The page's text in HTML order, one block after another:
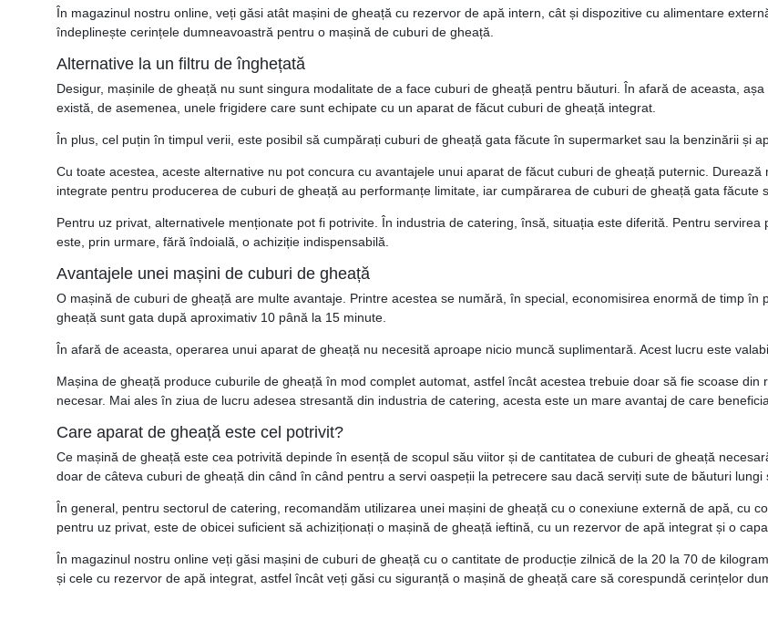
În magazinul nostru online, veți găsi atât mașini de gheață cu rezervor de apă intern, cât și dispozitive cu alimentare
îndeplinește cerințele dumneavoastră pentru o mașină de cuburi de gheață.
Alternative la un filtru de înghețată
Desigur, mașinile de gheață nu sunt singura modalitate de a face cuburi de gheață pentru băuturi. În afară de aceasta,
există, de asemenea, unele frigidere care sunt echipate cu un aparat de făcut cuburi de gheață integrat.
În plus, cel puțin în timpul verii, este posibil să cumpărați cuburi de gheață gata făcute în supermarket sau la benzinării și
Cu toate acestea, aceste alternative nu pot concura cu avantajele unui aparat de făcut cuburi de gheață puternic.
integrate pentru producerea de cuburi de gheață au performanțe limitate, iar cumpărarea de cuburi de gheață gata făcute
Pentru uz privat, alternativele menționate pot fi potrivite. În industria de catering, însă, situația este diferită. Pentru
este, prin urmare, fără îndoială, o achiziție indispensabilă.
Avantajele unei mașini de cuburi de gheață
O mașină de cuburi de gheață are multe avantaje. Printre acestea se numără, în special, economisirea enormă de timp
gheață sunt gata după aproximativ 10 până la 15 minute.
În afară de aceasta, operarea unui aparat de gheață nu necesită aproape nicio muncă suplimentară. Acest lucru este
Mașina de gheață produce cuburile de gheață în mod complet automat, astfel încât acestea trebuie doar să fie scoase
necesar. Mai ales în ziua de lucru adesea stresantă din industria de catering, acesta este un mare avantaj de care
Care aparat de gheață este cel potrivit?
Ce mașină de gheață este cea potrivită depinde în esență de scopul său viitor și de cantitatea de cuburi de gheață
doar de câteva cuburi de gheață din când în când pentru a servi oaspeții la petrecere sau dacă serviți sute de băuturi lungi
În general, pentru sectorul de catering, recomandăm utilizarea unei mașini de gheață cu o conexiune externă de apă, cu
pentru uz privat, este de obicei suficient să achiziționați o mașină de gheață ieftină, cu un rezervor de apă integrat și o
În magazinul nostru online veți găsi mașini de cuburi de gheață cu o cantitate de producție zilnică de la 20 la 70 de
și cele cu rezervor de apă integrat, astfel încât veți găsi cu siguranță o mașină de gheață care să corespundă cerințelor